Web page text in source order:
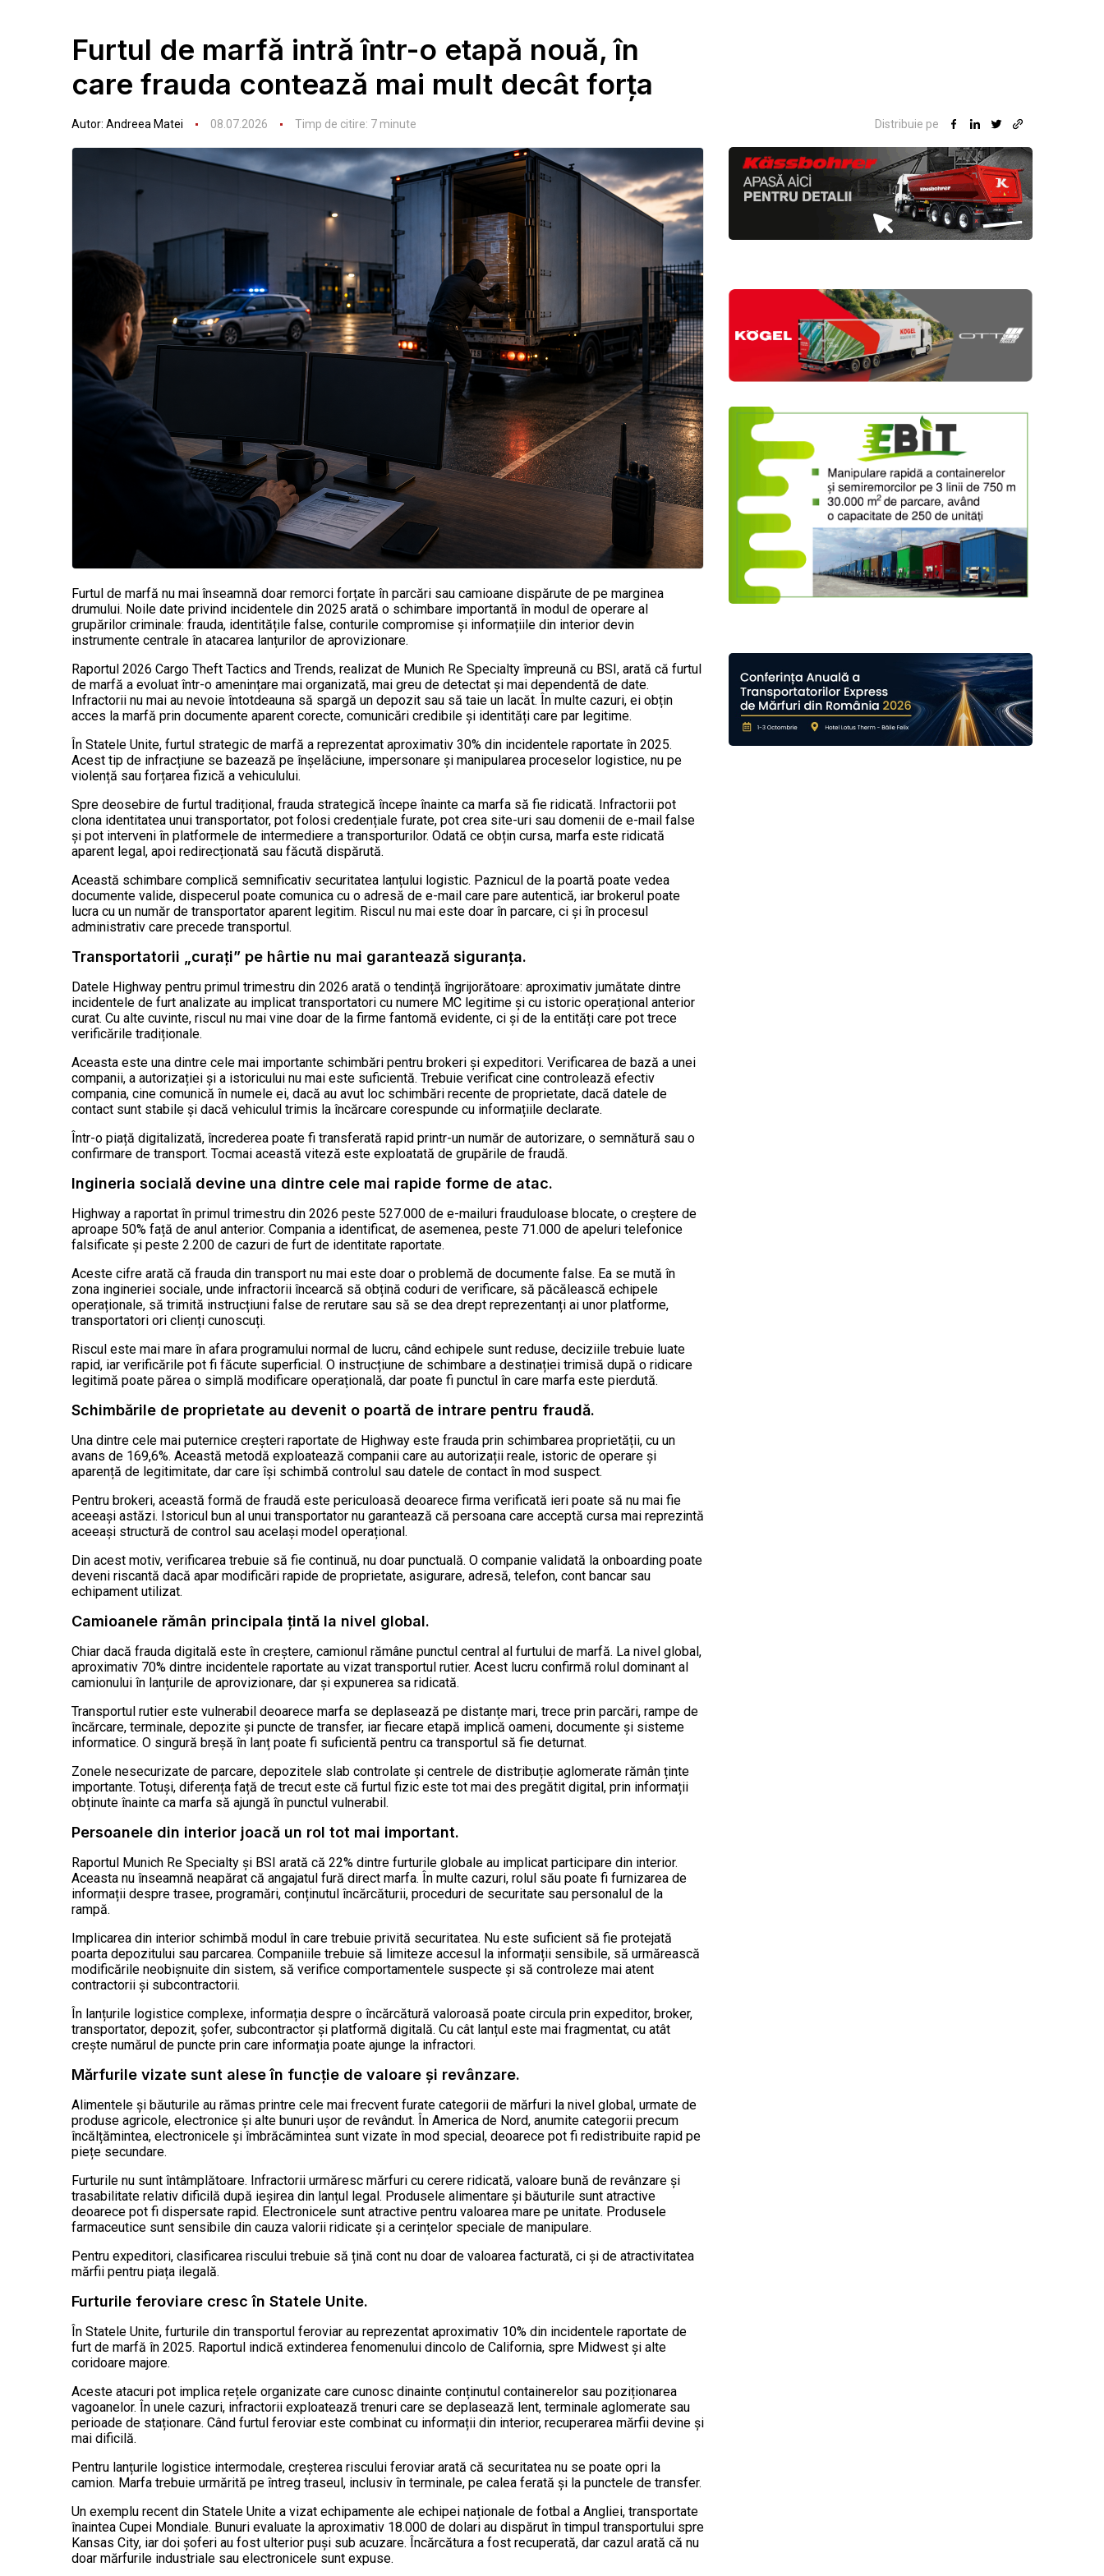
Furtul de marfă intră într-o etapă nouă, în
care frauda contează mai mult decât forța
Autor: Andreea Matei 08.07.2026 Timp de citire: 7 minute Distribuie pe
Furtul de marfă nu mai înseamnă doar remorci forțate în parcări sau camioane dispărute de pe marginea
drumului. Noile date privind incidentele din 2025 arată o schimbare importantă în modul de operare al
grupărilor criminale: frauda, identitățile false, conturile compromise și informațiile din interior devin
instrumente centrale în atacarea lanțurilor de aprovizionare.
Raportul 2026 Cargo Theft Tactics and Trends, realizat de Munich Re Specialty împreună cu BSI, arată că furtul
de marfă a evoluat într-o amenințare mai organizată, mai greu de detectat și mai dependentă de date.
Infractorii nu mai au nevoie întotdeauna să spargă un depozit sau să taie un lacăt. În multe cazuri, ei obțin
acces la marfă prin documente aparent corecte, comunicări credibile și identități care par legitime.
În Statele Unite, furtul strategic de marfă a reprezentat aproximativ 30% din incidentele raportate în 2025.
Acest tip de infracțiune se bazează pe înșelăciune, impersonare și manipularea proceselor logistice, nu pe
violență sau forțarea fizică a vehiculului.
Spre deosebire de furtul tradițional, frauda strategică începe înainte ca marfa să fie ridicată. Infractorii pot
clona identitatea unui transportator, pot folosi credențiale furate, pot crea site-uri sau domenii de e-mail false
și pot interveni în platformele de intermediere a transporturilor. Odată ce obțin cursa, marfa este ridicată
aparent legal, apoi redirecționată sau făcută dispărută.
Această schimbare complică semnificativ securitatea lanțului logistic. Paznicul de la poartă poate vedea
documente valide, dispecerul poate comunica cu o adresă de e-mail care pare autentică, iar brokerul poate
lucra cu un număr de transportator aparent legitim. Riscul nu mai este doar în parcare, ci și în procesul
administrativ care precede transportul.
Transportatorii „curați” pe hârtie nu mai garantează siguranța.
Datele Highway pentru primul trimestru din 2026 arată o tendință îngrijorătoare: aproximativ jumătate dintre
incidentele de furt analizate au implicat transportatori cu numere MC legitime și cu istoric operațional anterior
curat. Cu alte cuvinte, riscul nu mai vine doar de la firme fantomă evidente, ci și de la entități care pot trece
verificările tradiționale.
Aceasta este una dintre cele mai importante schimbări pentru brokeri și expeditori. Verificarea de bază a unei
companii, a autorizației și a istoricului nu mai este suficientă. Trebuie verificat cine controlează efectiv
compania, cine comunică în numele ei, dacă au avut loc schimbări recente de proprietate, dacă datele de
contact sunt stabile și dacă vehiculul trimis la încărcare corespunde cu informațiile declarate.
Într-o piață digitalizată, încrederea poate fi transferată rapid printr-un număr de autorizare, o semnătură sau o
confirmare de transport. Tocmai această viteză este exploatată de grupările de fraudă.
Ingineria socială devine una dintre cele mai rapide forme de atac.
Highway a raportat în primul trimestru din 2026 peste 527.000 de e-mailuri frauduloase blocate, o creștere de
aproape 50% față de anul anterior. Compania a identificat, de asemenea, peste 71.000 de apeluri telefonice
falsificate și peste 2.200 de cazuri de furt de identitate raportate.
Aceste cifre arată că frauda din transport nu mai este doar o problemă de documente false. Ea se mută în
zona ingineriei sociale, unde infractorii încearcă să obțină coduri de verificare, să păcălească echipele
operaționale, să trimită instrucțiuni false de rerutare sau să se dea drept reprezentanți ai unor platforme,
transportatori ori clienți cunoscuți.
Riscul este mai mare în afara programului normal de lucru, când echipele sunt reduse, deciziile trebuie luate
rapid, iar verificările pot fi făcute superficial. O instrucțiune de schimbare a destinației trimisă după o ridicare
legitimă poate părea o simplă modificare operațională, dar poate fi punctul în care marfa este pierdută.
Schimbările de proprietate au devenit o poartă de intrare pentru fraudă.
Una dintre cele mai puternice creșteri raportate de Highway este frauda prin schimbarea proprietății, cu un
avans de 169,6%. Această metodă exploatează companii care au autorizații reale, istoric de operare și
aparență de legitimitate, dar care își schimbă controlul sau datele de contact în mod suspect.
Pentru brokeri, această formă de fraudă este periculoasă deoarece firma verificată ieri poate să nu mai fie
aceeași astăzi. Istoricul bun al unui transportator nu garantează că persoana care acceptă cursa mai reprezintă
aceeași structură de control sau același model operațional.
Din acest motiv, verificarea trebuie să fie continuă, nu doar punctuală. O companie validată la onboarding poate
deveni riscantă dacă apar modificări rapide de proprietate, asigurare, adresă, telefon, cont bancar sau
echipament utilizat.
Camioanele rămân principala țintă la nivel global.
Chiar dacă frauda digitală este în creștere, camionul rămâne punctul central al furtului de marfă. La nivel global,
aproximativ 70% dintre incidentele raportate au vizat transportul rutier. Acest lucru confirmă rolul dominant al
camionului în lanțurile de aprovizionare, dar și expunerea sa ridicată.
Transportul rutier este vulnerabil deoarece marfa se deplasează pe distanțe mari, trece prin parcări, rampe de
încărcare, terminale, depozite și puncte de transfer, iar fiecare etapă implică oameni, documente și sisteme
informatice. O singură breșă în lanț poate fi suficientă pentru ca transportul să fie deturnat.
Zonele nesecurizate de parcare, depozitele slab controlate și centrele de distribuție aglomerate rămân ținte
importante. Totuși, diferența față de trecut este că furtul fizic este tot mai des pregătit digital, prin informații
obținute înainte ca marfa să ajungă în punctul vulnerabil.
Persoanele din interior joacă un rol tot mai important.
Raportul Munich Re Specialty și BSI arată că 22% dintre furturile globale au implicat participare din interior.
Aceasta nu înseamnă neapărat că angajatul fură direct marfa. În multe cazuri, rolul său poate fi furnizarea de
informații despre trasee, programări, conținutul încărcăturii, proceduri de securitate sau personalul de la
rampă.
Implicarea din interior schimbă modul în care trebuie privită securitatea. Nu este suficient să fie protejată
poarta depozitului sau parcarea. Companiile trebuie să limiteze accesul la informații sensibile, să urmărească
modificările neobișnuite din sistem, să verifice comportamentele suspecte și să controleze mai atent
contractorii și subcontractorii.
În lanțurile logistice complexe, informația despre o încărcătură valoroasă poate circula prin expeditor, broker,
transportator, depozit, șofer, subcontractor și platformă digitală. Cu cât lanțul este mai fragmentat, cu atât
crește numărul de puncte prin care informația poate ajunge la infractori.
Mărfurile vizate sunt alese în funcție de valoare și revânzare.
Alimentele și băuturile au rămas printre cele mai frecvent furate categorii de mărfuri la nivel global, urmate de
produse agricole, electronice și alte bunuri ușor de revândut. În America de Nord, anumite categorii precum
încălțămintea, electronicele și îmbrăcămintea sunt vizate în mod special, deoarece pot fi redistribuite rapid pe
piețe secundare.
Furturile nu sunt întâmplătoare. Infractorii urmăresc mărfuri cu cerere ridicată, valoare bună de revânzare și
trasabilitate relativ dificilă după ieșirea din lanțul legal. Produsele alimentare și băuturile sunt atractive
deoarece pot fi dispersate rapid. Electronicele sunt atractive pentru valoarea mare pe unitate. Produsele
farmaceutice sunt sensibile din cauza valorii ridicate și a cerințelor speciale de manipulare.
Pentru expeditori, clasificarea riscului trebuie să țină cont nu doar de valoarea facturată, ci și de atractivitatea
mărfii pentru piața ilegală.
Furturile feroviare cresc în Statele Unite.
În Statele Unite, furturile din transportul feroviar au reprezentat aproximativ 10% din incidentele raportate de
furt de marfă în 2025. Raportul indică extinderea fenomenului dincolo de California, spre Midwest și alte
coridoare majore.
Aceste atacuri pot implica rețele organizate care cunosc dinainte conținutul containerelor sau poziționarea
vagoanelor. În unele cazuri, infractorii exploatează trenuri care se deplasează lent, terminale aglomerate sau
perioade de staționare. Când furtul feroviar este combinat cu informații din interior, recuperarea mărfii devine și
mai dificilă.
Pentru lanțurile logistice intermodale, creșterea riscului feroviar arată că securitatea nu se poate opri la
camion. Marfa trebuie urmărită pe întreg traseul, inclusiv în terminale, pe calea ferată și la punctele de transfer.
Un exemplu recent din Statele Unite a vizat echipamente ale echipei naționale de fotbal a Angliei, transportate
înaintea Cupei Mondiale. Bunuri evaluate la aproximativ 18.000 de dolari au dispărut în timpul transportului spre
Kansas City, iar doi șoferi au fost ulterior puși sub acuzare. Încărcătura a fost recuperată, dar cazul arată că nu
doar mărfurile industriale sau electronicele sunt expuse.